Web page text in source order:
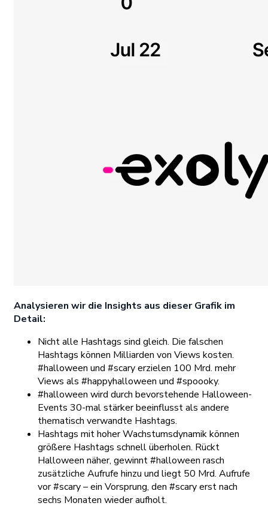
Analysieren wir die Insights aus dieser Grafik im
Detail:
Nicht alle Hashtags sind gleich. Die falschen
Hashtags können Milliarden von Views kosten.
#halloween und #scary erzielen 100 Mrd. mehr
Views als #happyhalloween und #spoooky.
#halloween wird durch bevorstehende Halloween-
Events 30-mal stärker beeinflusst als andere
thematisch verwandte Hashtags.
Hashtags mit hoher Wachstumsdynamik können
größere Hashtags schnell überholen. Rückt
Halloween näher, gewinnt #halloween rasch
zusätzliche Aufrufe hinzu und liegt 50 Mrd. Aufrufe
vor #scary – ein Vorsprung, den #scary erst nach
sechs Monaten wieder aufholt.